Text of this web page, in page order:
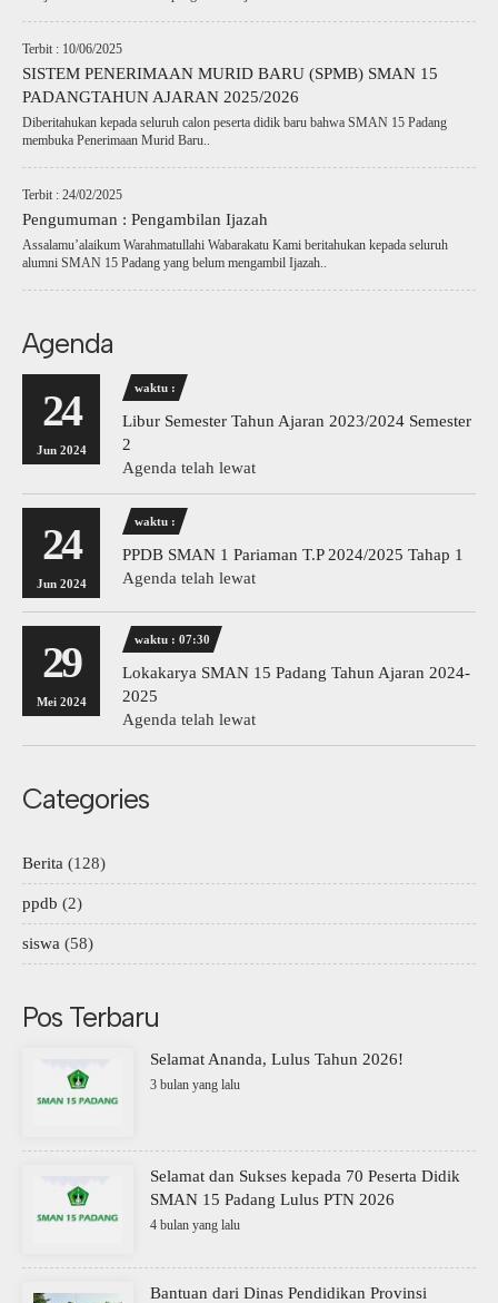
Terbit : 10/06/2025
SISTEM PENERIMAAN MURID BARU (SPMB) SMAN 15
PADANGTAHUN AJARAN 2025/2026
Diberitahukan kepada seluruh calon peserta didik baru bahwa SMAN 15 Padang
membuka Penerimaan Murid Baru..
Terbit : 24/02/2025
Pengumuman : Pengambilan Ijazah
Assalamu’alaikum Warahmatullahi Wabarakatu Kami beritahukan kepada seluruh
alumni SMAN 15 Padang yang belum mengambil Ijazah..
Agenda
24
Jun 2024
waktu :
Libur Semester Tahun Ajaran 2023/2024 Semester
2
Agenda telah lewat
24
Jun 2024
waktu :
PPDB SMAN 1 Pariaman T.P 2024/2025 Tahap 1
Agenda telah lewat
29
Mei 2024
waktu : 07:30
Lokakarya SMAN 15 Padang Tahun Ajaran 2024-
2025
Agenda telah lewat
Categories
Berita (128)
ppdb (2)
siswa (58)
Pos Terbaru
Selamat Ananda, Lulus Tahun 2026!
3 bulan yang lalu
Selamat dan Sukses kepada 70 Peserta Didik
SMAN 15 Padang Lulus PTN 2026
4 bulan yang lalu
Bantuan dari Dinas Pendidikan Provinsi